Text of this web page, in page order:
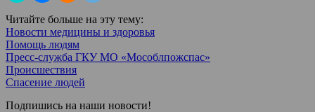
Читайте больше на эту тему:
Новости медицины и здоровья
Помощь людям
Пресс-служба ГКУ МО «Мособлпожспас»
Происшествия
Спасение людей
Подпишись на наши новости!